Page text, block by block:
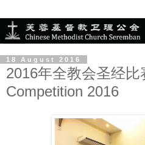
18 August 2016
2016年全教会圣经比
Competition 2016